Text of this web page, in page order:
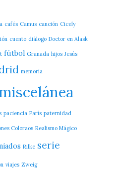
cafés Camus canción Cicely
cuento diálogo Doctor en Alask
fútbol Granada hijos Jesús
memoria
paciencia París paternidad
Coloraos Realismo Mágico
Rilke serie
viajes Zweig